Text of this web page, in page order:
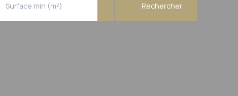
Surface min (m²) Rechercher